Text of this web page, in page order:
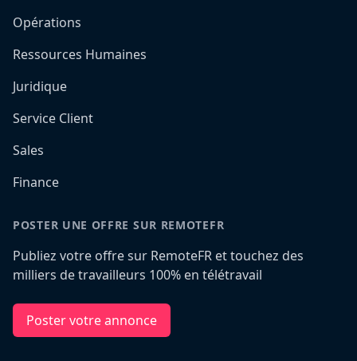
Opérations
Ressources Humaines
Juridique
Service Client
Sales
Finance
POSTER UNE OFFRE SUR REMOTEFR
Publiez votre offre sur RemoteFR et touchez des
milliers de travailleurs 100% en télétravail
Poster votre annonce